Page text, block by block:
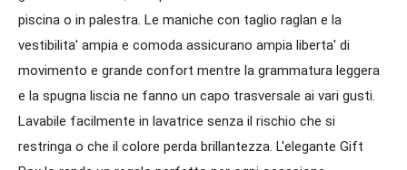
piscina o in palestra. Le maniche con taglio raglan e la
vestibilita' ampia e comoda assicurano ampia liberta' di
movimento e grande confort mentre la grammatura leggera
e la spugna liscia ne fanno un capo trasversale ai vari gusti.
Lavabile facilmente in lavatrice senza il rischio che si
restringa o che il colore perda brillantezza. L'elegante Gift